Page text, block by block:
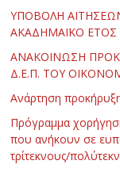
ΥΠΟΒΟΛΗ
ΑΚΑΔΗΜΑΪΚΟ ΕΤΟΣ
ΑΝΑΚΟΙΝΩΣΗ
Δ.Ε.Π. ΤΟΥ
Ανάρτηση
Πρόγραμμα
που ανήκουν σε
τρίτεκνους/